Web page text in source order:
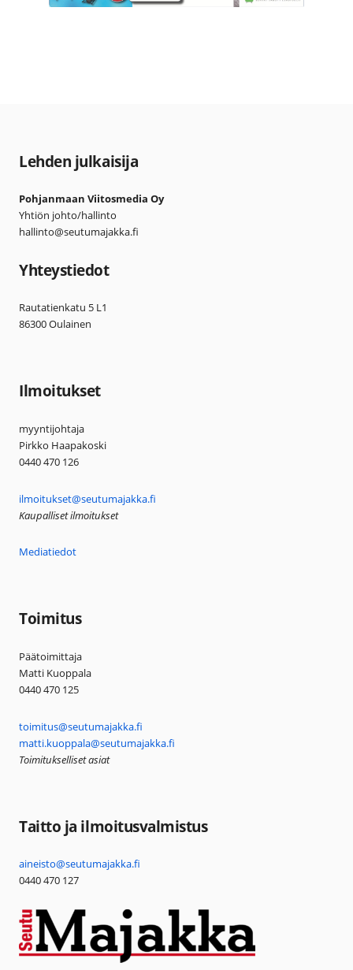
Lehden julkaisija
Pohjanmaan Viitosmedia Oy
Yhtiön johto/hallinto
hallinto@seutumajakka.fi
Yhteystiedot
Rautatienkatu 5 L1
86300 Oulainen
Ilmoitukset
myyntijohtaja
Pirkko Haapakoski
0440 470 126
ilmoitukset@seutumajakka.fi
Kaupalliset ilmoitukset
Mediatiedot
Toimitus
Päätoimittaja
Matti Kuoppala
0440 470 125
toimitus@seutumajakka.fi
matti.kuoppala@seutumajakka.fi
Toimitukselliset asiat
Taitto ja ilmoitusvalmistus
aineisto@seutumajakka.fi
0440 470 127